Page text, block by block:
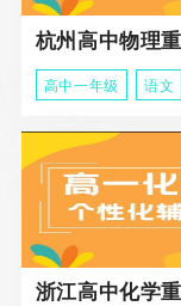
高中一年级 语文